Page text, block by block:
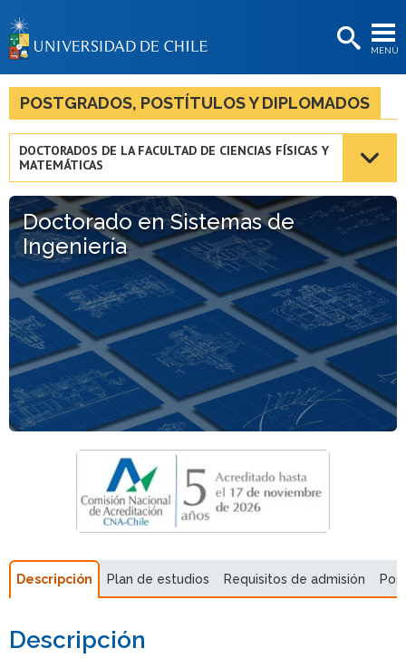
MENÚ
BIBLIOTECAS
LA UNIVERSIDAD
Académicas/os
Funcionarias/os
Egresadas/os
POSTGRADOS, POSTÍTULOS Y DIPLOMADOS
DOCTORADOS DE LA FACULTAD DE CIENCIAS FÍSICAS Y
MATEMÁTICAS
Doctorado en Sistemas de
Ingeniería
Descripción Plan de estudios Requisitos de admisión
Descripción